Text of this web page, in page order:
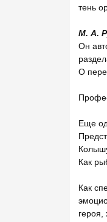
тень
М. А.
Он
О
Еще
Как
Как
героя,